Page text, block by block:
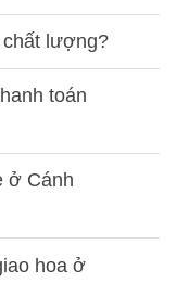
chất lượng?
toán
ở Cánh
hoa ở